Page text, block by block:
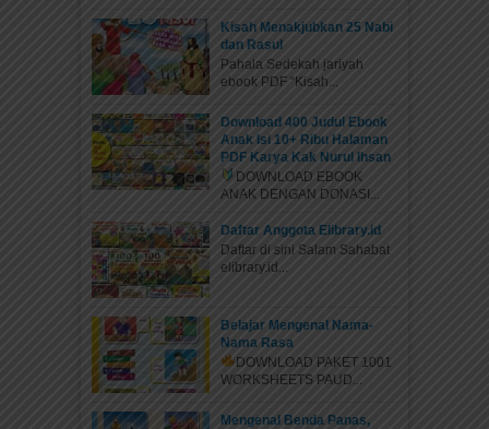
Kisah Menakjubkan 25 Nabi
dan Rasul
Pahala Sedekah jariyah
ebook PDF “Kisah...
Download 400 Judul Ebook
Anak Isi 10+ Ribu Halaman
PDF Karya Kak Nurul Ihsan
DOWNLOAD EBOOK
ANAK DENGAN DONASI...
Daftar Anggota Elibrary.id
Daftar di sini Salam Sahabat
elibrary.id...
Belajar Mengenal Nama-
Nama Rasa
DOWNLOAD PAKET 1001
WORKSHEETS PAUD...
Mengenal Benda Panas,